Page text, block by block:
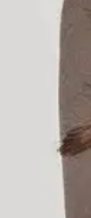
Nouto
Ei
Etu ei koske